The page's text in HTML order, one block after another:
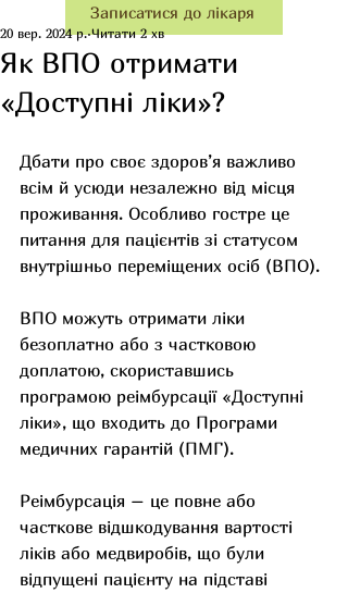
Записатися до лікаря
Як ВПО отримати
«Доступні ліки»?
20 вер. 2024 р. Читати 2 хв
Дбати про своє здоров’я важливо
всім й усюди незалежно від місця
проживання. Особливо гостре це
питання для пацієнтів зі статусом
внутрішньо переміщених осіб (ВПО).
ВПО можуть отримати ліки
безоплатно або з частковою
доплатою, скориставшись
програмою реімбурсації «Доступні
ліки», що входить до Програми
медичних гарантій (ПМГ).
Реімбурсація – це повне або
часткове відшкодування вартості
ліків або медвиробів, що були
відпущені пацієнту на підставі